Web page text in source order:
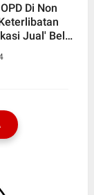
Di Non
Jual' Beli